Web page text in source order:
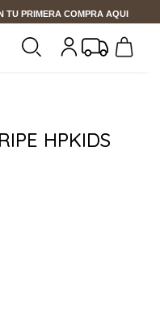
TU PRIMERA COMPRA AQUI
HPKIDS